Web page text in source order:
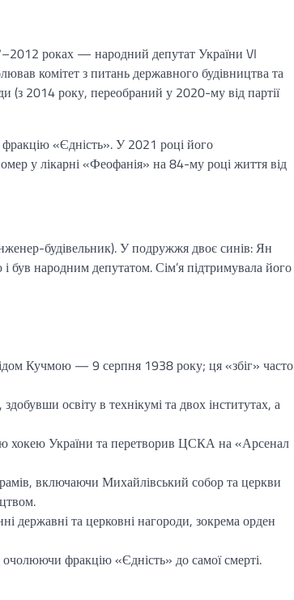
роках — народний депутат України VI
комітет з питань державного будівництва та
(з 2014 року, переобраний у 2020-му від партії
«Єдність». У 2021 році його
у лікарні «Феофанія» на 84-му році життя від
будівельник). У подружжя двоє синів: Ян
народним депутатом. Сім’я підтримувала його
Кучмою — 9 серпня 1938 року; ця «збіг» часто
освіту в технікумі та двох інститутах, а
хокею України та перетворив ЦСКА на «Арсенал
включаючи Михайлівський собор та церкви
державні та церковні нагороди, зокрема орден
фракцію «Єдність» до самої смерті.